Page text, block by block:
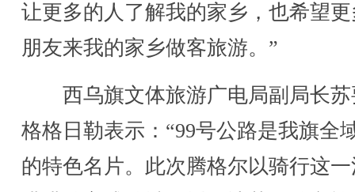
让更多的人了解我的家乡，也希望
朋友来我的家乡做客旅游。”
西乌旗文体旅游广电局副局长苏
格格日勒表示：“99号公路是我旗全
的特色名片。此次腾格尔以骑行这